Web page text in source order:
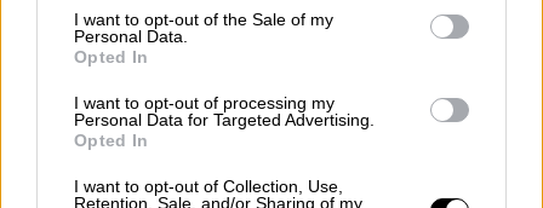
consent section.
I want to opt-out of the Sale of my
Personal Data.
Opted In
I want to opt-out of processing my
Personal Data for Targeted Advertising.
Opted In
I want to opt-out of Collection, Use,
Retention, Sale, and/or Sharing of my
Αναλυτικά η ανακοίνωση της ΠΑΕ
Παναθηναϊκός αναφέρει τα εξής: «
φορά την εφετινή σεζόν ο Παναθηναϊκός
αδικήθηκε ξεκάθαρα από το δίδυμο των κ.κ.
Κομίνη – Σκουλά
VAR στο χθεσινό ντέρμπι. Η πρώτη ήταν